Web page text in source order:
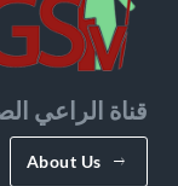
قناة الراعي
About Us